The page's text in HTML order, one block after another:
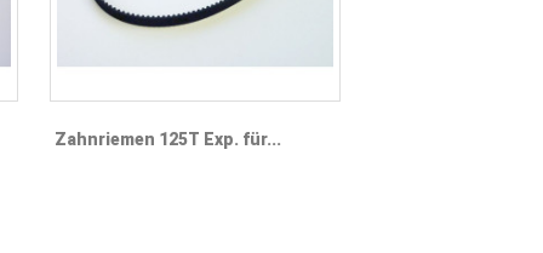
Vorschau
Zahnriemen 125T Exp. für...